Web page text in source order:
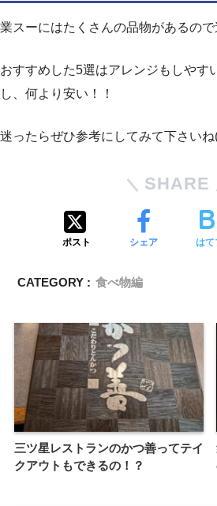
業スーにはたくさんの品物があるので
おすすめした5選はアレンジもしやす
し、何より安い！！
迷ったらぜひ参考にしてみて下さいね
SHARE
ポスト シェア はて
CATEGORY : 食べ物編
三ツ星レストランのかつ善ってテイ
クアウトもできるの！？